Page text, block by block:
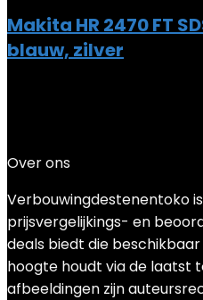
Makita HR 2470 FT
blauw, zilver
Over ons
Verbouwingdestenentoko
prijsvergelijkings- en
deals biedt die
hoogte houdt via de laatst
afbeeldingen zijn